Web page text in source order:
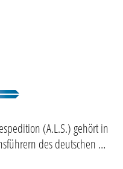
(A.L.S.) gehört in
des deutschen …